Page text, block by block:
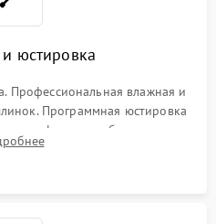
юстировка
Профессиональная влажная и
Программная юстировка
автофокуса, стабилизатора и
сервисного ПО.